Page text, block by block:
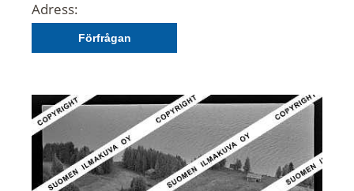
Adress:
Förfrågan